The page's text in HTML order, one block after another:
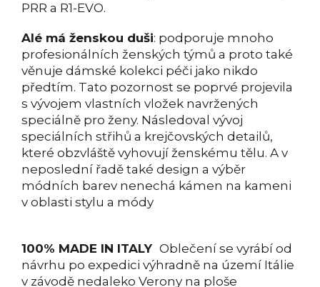
PRR a R1-EVO.
Alé má ženskou duši: podporuje mnoho
profesionálních ženských týmů a proto také
věnuje dámské kolekci péči jako nikdo
předtím. Tato pozornost se poprvé projevila
s vývojem vlastních vložek navržených
speciálně pro ženy. Následoval vývoj
speciálních střihů a krejčovských detailů,
které obzvláště vyhovují ženskému tělu. A v
neposlední řadě také design a výběr
módních barev nenechá kámen na kameni
v oblasti stylu a módy
100% MADE IN ITALY Oblečení se vyrábí od
návrhu po expedici výhradně na území Itálie
v závodě nedaleko Verony na ploše